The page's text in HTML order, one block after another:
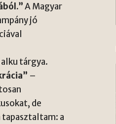
A Magyar
jó
tárgya.
–
de
a